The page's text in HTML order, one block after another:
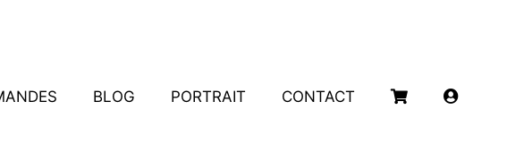
BLOG PORTRAIT CONTACT